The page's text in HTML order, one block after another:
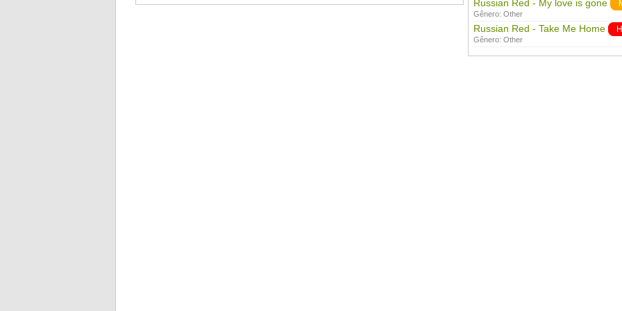
Russian Red - My love is gone
Gênero: Other
Russian Red - Take Me Home
Gênero: Other